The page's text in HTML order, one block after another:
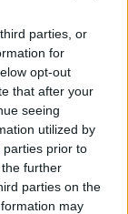
parties, or
for
opt-out
that after your
seeing
utilized by
parties prior to
further
parties on the
may